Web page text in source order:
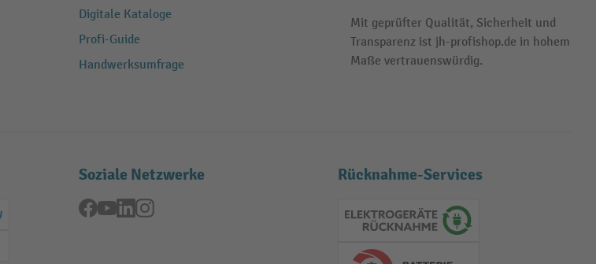
Digitale Kataloge
Profi-Guide
Handwerksumfrage
Mit geprüfter Qualität, Sicherheit und
Transparenz ist jh-profishop.de in hohem
Maße vertrauenswürdig.
Überweisung
Soziale Netzwerke
Facebook
YouTubeLinkedInInstagram
Rücknahme-Services
Elektrogeräte Rückname
Batterie Rückname